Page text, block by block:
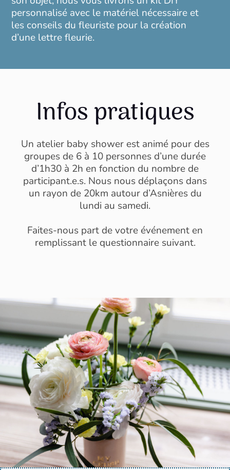
personnalisé avec le matériel nécessaire et
les conseils du fleuriste pour la création
d’une lettre fleurie.
Infos pratiques
Un atelier baby shower est animé pour des
groupes de 6 à 10 personnes d’une durée
d’1h30 à 2h en fonction du nombre de
participant.e.s. Nous nous déplaçons dans
un rayon de 20km autour d’Asnières du
lundi au samedi.
Faites-nous part de votre événement en
remplissant le questionnaire suivant.